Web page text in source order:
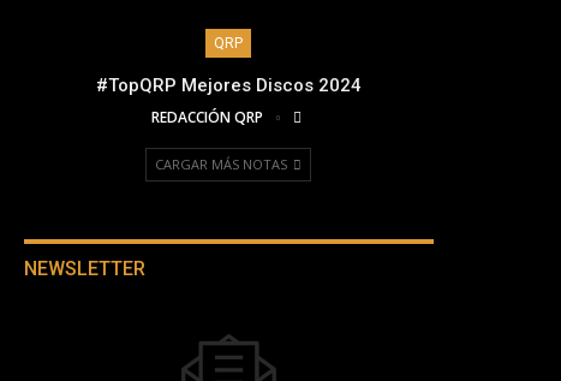
QRP
#TopQRP Mejores Discos 2024
REDACCIÓN QRP
CARGAR MÁS NOTAS
NEWSLETTER